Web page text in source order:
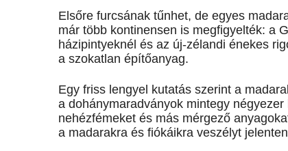
Elsőre furcsának tűnhet, de egyes
már több kontinensen is megfigyelték: a
házipintyeknél és az új-zélandi énekes
a szokatlan építőanyag.
Egy friss lengyel kutatás szerint a
a dohánymaradványok mintegy
nehézfémeket és más mérgező
a madarakra és fiókáikra veszélyt